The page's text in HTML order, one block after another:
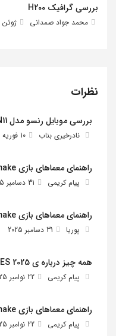
بررسی گرافیک H200
محمد جواد صمدانی ژوئن 15, 2026
نظرات
بررسی موبایل رنسو مدل Nep N11
نادرخیری بناب 10 فوریه 2026
راهنمای معماهای بازی Silent Hill 2 Remake
پیام کریمی 31 دسامبر 2025
راهنمای معماهای بازی Silent Hill 2 Remake
پوریا 31 دسامبر 2025
همه چیز درباره ی EFootball PES 2025
پیام کریمی 22 نوامبر 2025
راهنمای معماهای بازی Silent Hill 2 Remake
پیام کریمی 22 نوامبر 2025